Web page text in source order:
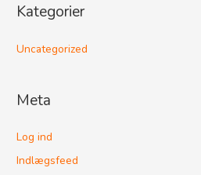
Kategorier
Uncategorized
Meta
Log ind
Indlægsfeed